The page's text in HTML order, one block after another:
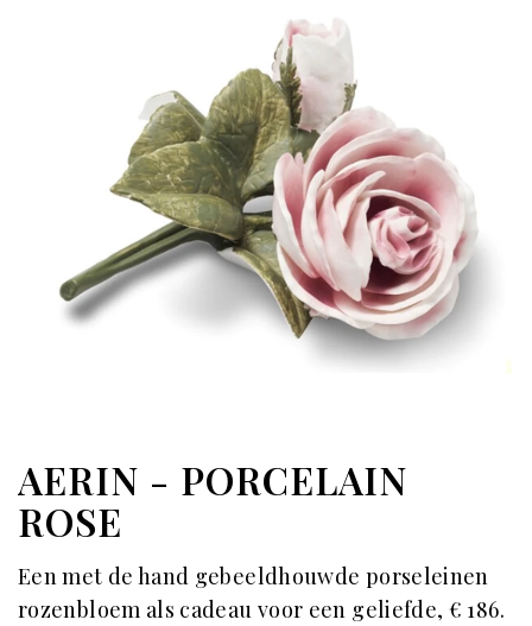
AERIN - PORCELAIN
ROSE
Een met de hand gebeeldhouwde porseleinen
rozenbloem als cadeau voor een geliefde, € 186.